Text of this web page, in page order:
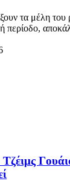
τα μέλη του
περίοδο,